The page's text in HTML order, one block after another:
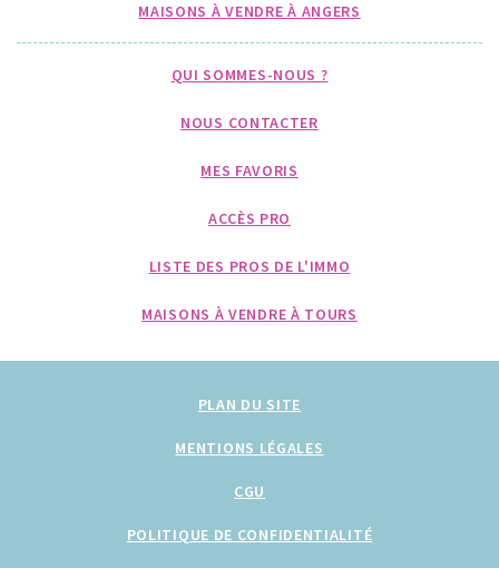
MAISONS À VENDRE À ANGERS
QUI SOMMES-NOUS ?
NOUS CONTACTER
MES FAVORIS
ACCÈS PRO
LISTE DES PROS DE L'IMMO
MAISONS À VENDRE À TOURS
PLAN DU SITE
MENTIONS LÉGALES
CGU
POLITIQUE DE CONFIDENTIALITÉ